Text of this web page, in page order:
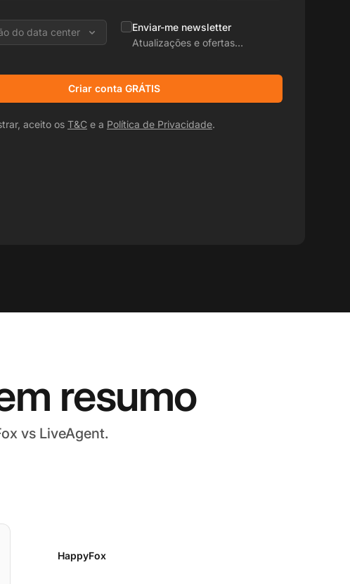
do data center
Enviar-me newsletter
Atualizações e ofertas
Criar conta GRÁTIS
aceito os T&C e a Política de Privacidade.
resumo
vs LiveAgent.
HappyFox